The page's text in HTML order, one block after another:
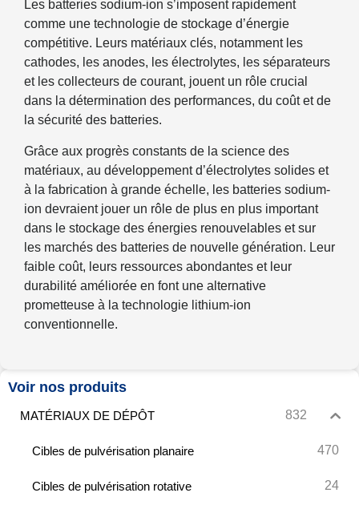
Voir nos produits
MATÉRIAUX DE DÉPÔT 832
Cibles de pulvérisation planaire 470
Cibles de pulvérisation rotative 24
Les batteries sodium-ion s’imposent rapidement
comme une technologie de stockage d’énergie
compétitive. Leurs matériaux clés, notamment les
cathodes, les anodes, les électrolytes, les séparateurs
et les collecteurs de courant, jouent un rôle crucial
dans la détermination des performances, du coût et de
la sécurité des batteries.
Grâce aux progrès constants de la science des
matériaux, au développement d’électrolytes solides et
à la fabrication à grande échelle, les batteries sodium-
ion devraient jouer un rôle de plus en plus important
dans le stockage des énergies renouvelables et sur
les marchés des batteries de nouvelle génération. Leur
faible coût, leurs ressources abondantes et leur
durabilité améliorée en font une alternative
prometteuse à la technologie lithium-ion
conventionnelle.